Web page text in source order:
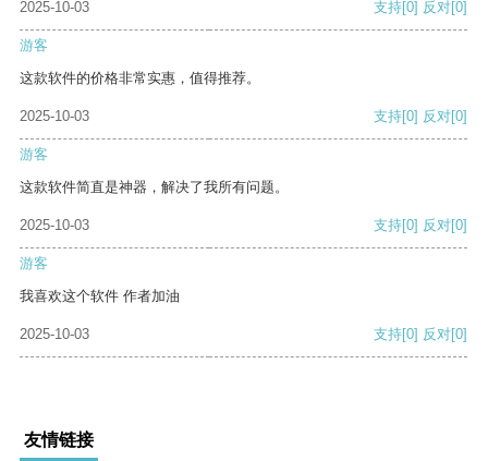
2025-10-03 支持[0] 反对[0]
游客
这款软件的价格非常实惠，值得推荐。
2025-10-03 支持[0] 反对[0]
游客
这款软件简直是神器，解决了我所有问题。
2025-10-03 支持[0] 反对[0]
游客
我喜欢这个软件 作者加油
2025-10-03 支持[0] 反对[0]
友情链接